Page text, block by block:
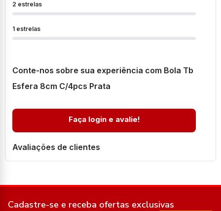
2 estrelas
1 estrelas
Conte-nos sobre sua experiência com Bola Tb
Esfera 8cm C/4pcs Prata
Faça login e avalie!
Avaliações de clientes
Cadastre-se e receba ofertas exclusivas